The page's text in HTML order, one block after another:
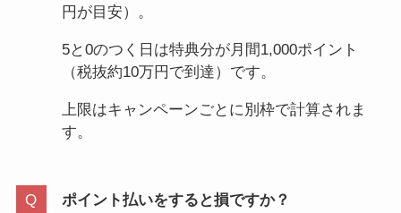
円が目安）。
5と0のつく日は特典分が月間1,000ポイント
（税抜約10万円で到達）です。
上限はキャンペーンごとに別枠で計算されま
す。
ポイント払いをすると損ですか？